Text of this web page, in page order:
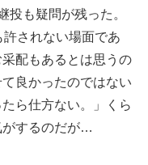
投も疑問が残った。
されない場面であ
配もあるとは思うの
良かったのではない
ら仕方ない。」くら
がするのだが…